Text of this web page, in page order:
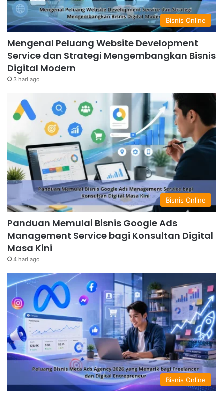
Bisnis Online
Mengenal Peluang Website Development
Service dan Strategi Mengembangkan Bisnis
Digital Modern
3 hari ago
Bisnis Online
Panduan Memulai Bisnis Google Ads
Management Service bagi Konsultan Digital
Masa Kini
4 hari ago
Bisnis Online